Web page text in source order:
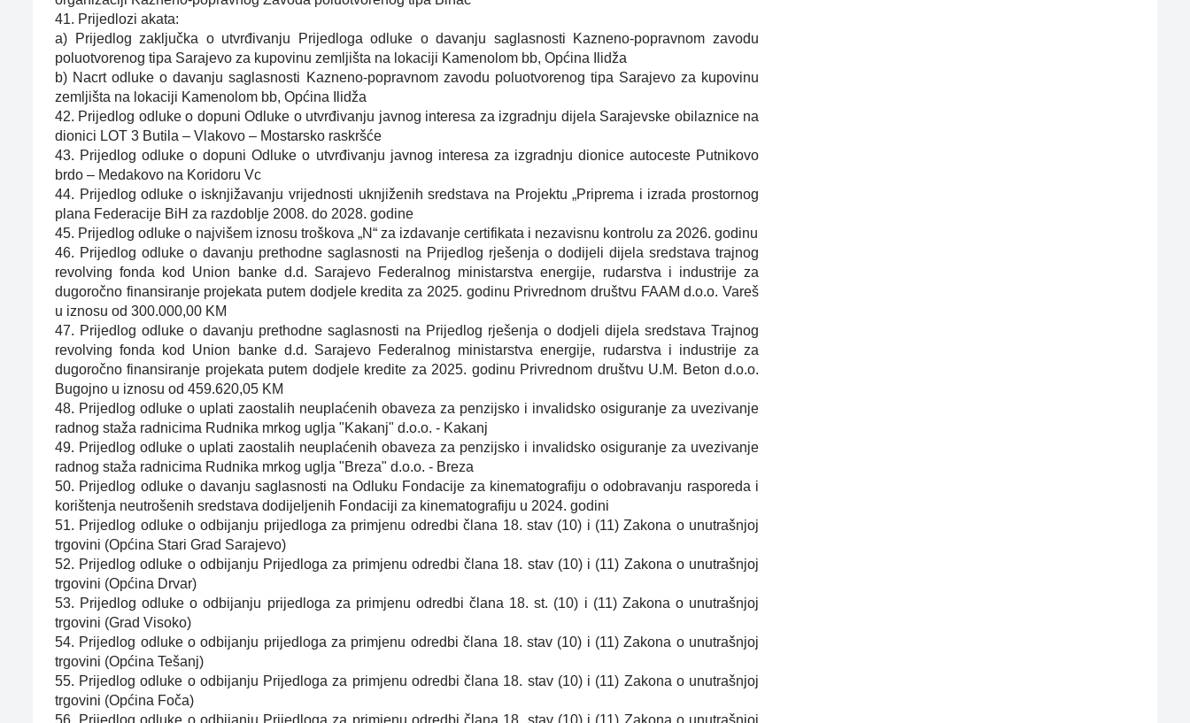
41. Prijedlozi akata:
a) Prijedlog zaključka o utvrđivanju Prijedloga odluke o davanju saglasnosti Kazneno-popravnom zavodu
poluotvorenog tipa Sarajevo za kupovinu zemljišta na lokaciji Kamenolom bb, Općina Ilidža
b) Nacrt odluke o davanju saglasnosti Kazneno-popravnom zavodu poluotvorenog tipa Sarajevo za kupovinu
zemljišta na lokaciji Kamenolom bb, Općina Ilidža
42. Prijedlog odluke o dopuni Odluke o utvrđivanju javnog interesa za izgradnju dijela Sarajevske obilaznice na
dionici LOT 3 Butila – Vlakovo – Mostarsko raskršće
43. Prijedlog odluke o dopuni Odluke o utvrđivanju javnog interesa za izgradnju dionice autoceste Putnikovo
brdo – Medakovo na Koridoru Vc
44. Prijedlog odluke o isknjižavanju vrijednosti uknjiženih sredstava na Projektu „Priprema i izrada prostornog
plana Federacije BiH za razdoblje 2008. do 2028. godine
45. Prijedlog odluke o najvišem iznosu troškova „N“ za izdavanje certifikata i nezavisnu kontrolu za 2026. godinu
46. Prijedlog odluke o davanju prethodne saglasnosti na Prijedlog rješenja o dodijeli dijela sredstava trajnog
revolving fonda kod Union banke d.d. Sarajevo Federalnog ministarstva energije, rudarstva i industrije za
dugoročno finansiranje projekata putem dodjele kredita za 2025. godinu Privrednom društvu FAAM d.o.o. Vareš
u iznosu od 300.000,00 KM
47. Prijedlog odluke o davanju prethodne saglasnosti na Prijedlog rješenja o dodjeli dijela sredstava Trajnog
revolving fonda kod Union banke d.d. Sarajevo Federalnog ministarstva energije, rudarstva i industrije za
dugoročno finansiranje projekata putem dodjele kredite za 2025. godinu Privrednom društvu U.M. Beton d.o.o.
Bugojno u iznosu od 459.620,05 KM
48. Prijedlog odluke o uplati zaostalih neuplaćenih obaveza za penzijsko i invalidsko osiguranje za uvezivanje
radnog staža radnicima Rudnika mrkog uglja "Kakanj" d.o.o. - Kakanj
49. Prijedlog odluke o uplati zaostalih neuplaćenih obaveza za penzijsko i invalidsko osiguranje za uvezivanje
radnog staža radnicima Rudnika mrkog uglja "Breza" d.o.o. - Breza
50. Prijedlog odluke o davanju saglasnosti na Odluku Fondacije za kinematografiju o odobravanju rasporeda i
korištenja neutrošenih sredstava dodijeljenih Fondaciji za kinematografiju u 2024. godini
51. Prijedlog odluke o odbijanju prijedloga za primjenu odredbi člana 18. stav (10) i (11) Zakona o unutrašnjoj
trgovini (Općina Stari Grad Sarajevo)
52. Prijedlog odluke o odbijanju Prijedloga za primjenu odredbi člana 18. stav (10) i (11) Zakona o unutrašnjoj
trgovini (Općina Drvar)
53. Prijedlog odluke o odbijanju prijedloga za primjenu odredbi člana 18. st. (10) i (11) Zakona o unutrašnjoj
trgovini (Grad Visoko)
54. Prijedlog odluke o odbijanju prijedloga za primjenu odredbi člana 18. stav (10) i (11) Zakona o unutrašnjoj
trgovini (Općina Tešanj)
55. Prijedlog odluke o odbijanju Prijedloga za primjenu odredbi člana 18. stav (10) i (11) Zakona o unutrašnjoj
trgovini (Općina Foča)
56. Prijedlog odluke o odbijanju Prijedloga za primjenu odredbi člana 18. stav (10) i (11) Zakona o unutrašnjoj